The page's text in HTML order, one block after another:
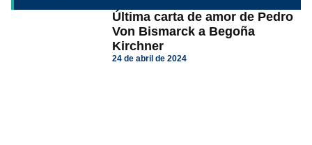
Última carta de amor de Pedro
Von Bismarck a Begoña
Kirchner
24 de abril de 2024